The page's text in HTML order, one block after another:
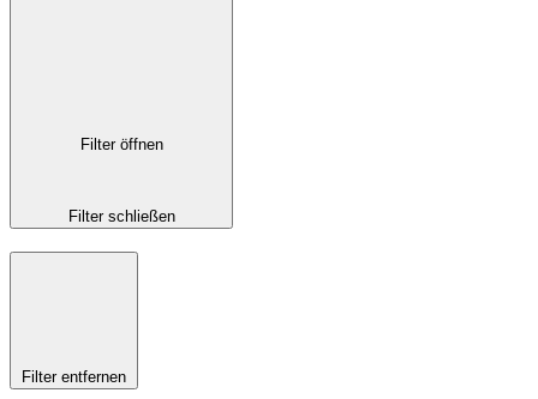
Filter öffnen
Filter schließen
Filter entfernen